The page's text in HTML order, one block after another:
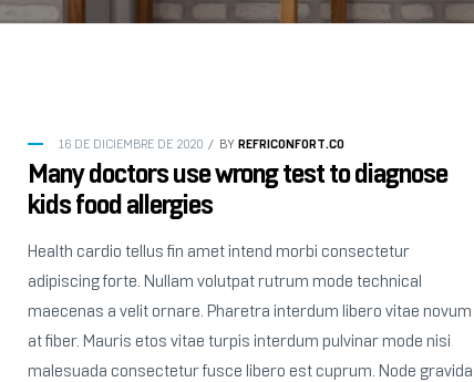
16 DE DICIEMBRE DE 2020 BY REFRICONFORT.CO
Many doctors use wrong test to diagnose
kids food allergies
Health cardio tellus fin amet intend morbi consectetur
adipiscing forte. Nullam volutpat rutrum mode technical
maecenas a velit ornare. Pharetra interdum libero vitae novum
at fiber. Mauris etos vitae turpis interdum pulvinar mode nisi
malesuada consectetur fusce libero est cuprum. Node gravida